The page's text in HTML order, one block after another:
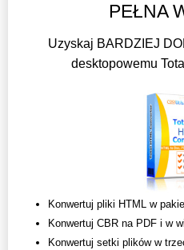
PEŁNA
Uzyskaj BARDZIEJ
desktopowemu
Konwertuj pliki HTML w
Konwertuj CBR na PDF i w
Konwertuj setki plików w